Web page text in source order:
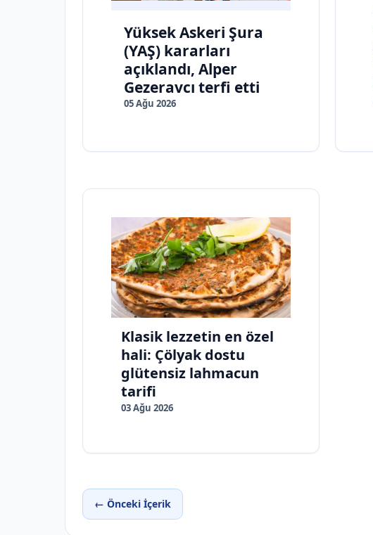
Yüksek Askeri Şura
(YAŞ) kararları
açıklandı, Alper
Gezeravcı terfi etti
05 Ağu 2026
Klasik lezzetin en özel
hali: Çölyak dostu
glütensiz lahmacun
tarifi
03 Ağu 2026
← Önceki İçerik